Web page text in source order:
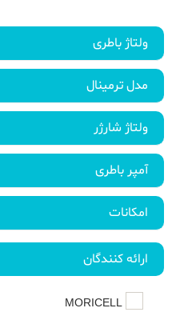
ولتاژ باطری
مدل ترمینال
ولتاژ شارژر
آمپر باطری
امکانات
ارائه کنندگان